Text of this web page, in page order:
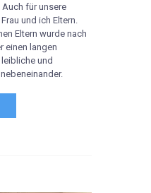
für unsere
und ich Eltern.
Eltern wurde nach
einen langen
und